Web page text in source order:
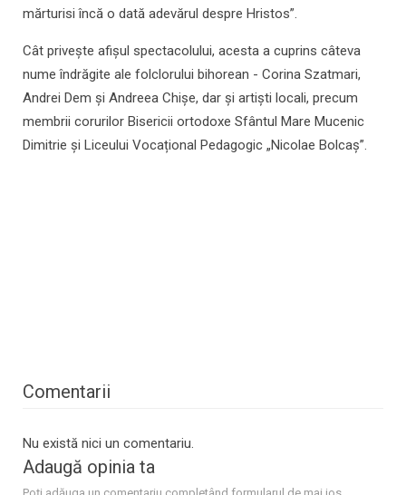
mărturisi încă o dată adevărul despre Hristos”.
Cât privește afișul spectacolului, acesta a cuprins câteva
nume îndrăgite ale folclorului bihorean - Corina Szatmari,
Andrei Dem și Andreea Chișe, dar și artiști locali, precum
membrii corurilor Bisericii ortodoxe Sfântul Mare Mucenic
Dimitrie și Liceului Vocațional Pedagogic „Nicolae Bolcaș”.
Comentarii
Nu există nici un comentariu.
Adaugă opinia ta